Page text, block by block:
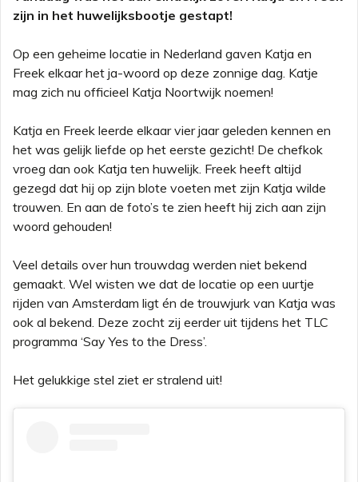
zijn in het huwelijksbootje gestapt!
Op een geheime locatie in Nederland gaven Katja en
Freek elkaar het ja-woord op deze zonnige dag. Katje
mag zich nu officieel Katja Noortwijk noemen!
Katja en Freek leerde elkaar vier jaar geleden kennen en
het was gelijk liefde op het eerste gezicht! De chefkok
vroeg dan ook Katja ten huwelijk. Freek heeft altijd
gezegd dat hij op zijn blote voeten met zijn Katja wilde
trouwen. En aan de foto’s te zien heeft hij zich aan zijn
woord gehouden!
Veel details over hun trouwdag werden niet bekend
gemaakt. Wel wisten we dat de locatie op een uurtje
rijden van Amsterdam ligt én de trouwjurk van Katja was
ook al bekend. Deze zocht zij eerder uit tijdens het TLC
programma ‘Say Yes to the Dress’.
Het gelukkige stel ziet er stralend uit!